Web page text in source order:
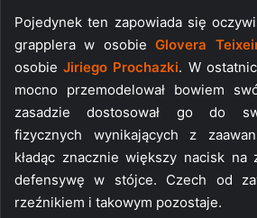
Pojedynek ten zapowiada się
grapplera w osobieGlovera
osobieJiriego Prochazki. W
mocno przemodelował bowiem
zasadzie dostosował go do
fizycznych wynikających z
kładąc znacznie większy nacisk
defensywę w stójce. Czech od
rzeźnikiem i takowym pozostaje.